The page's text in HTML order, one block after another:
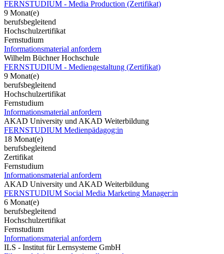
FERNSTUDIUM - Media Production (Zertifikat)
9 Monat(e)
berufsbegleitend
Hochschulzertifikat
Fernstudium
Informationsmaterial anfordern
Wilhelm Büchner Hochschule
FERNSTUDIUM - Mediengestaltung (Zertifikat)
9 Monat(e)
berufsbegleitend
Hochschulzertifikat
Fernstudium
Informationsmaterial anfordern
AKAD University und AKAD Weiterbildung
FERNSTUDIUM Medienpädagog:in
18 Monat(e)
berufsbegleitend
Zertifikat
Fernstudium
Informationsmaterial anfordern
AKAD University und AKAD Weiterbildung
FERNSTUDIUM Social Media Marketing Manager:in
6 Monat(e)
berufsbegleitend
Hochschulzertifikat
Fernstudium
Informationsmaterial anfordern
ILS - Institut für Lernsysteme GmbH